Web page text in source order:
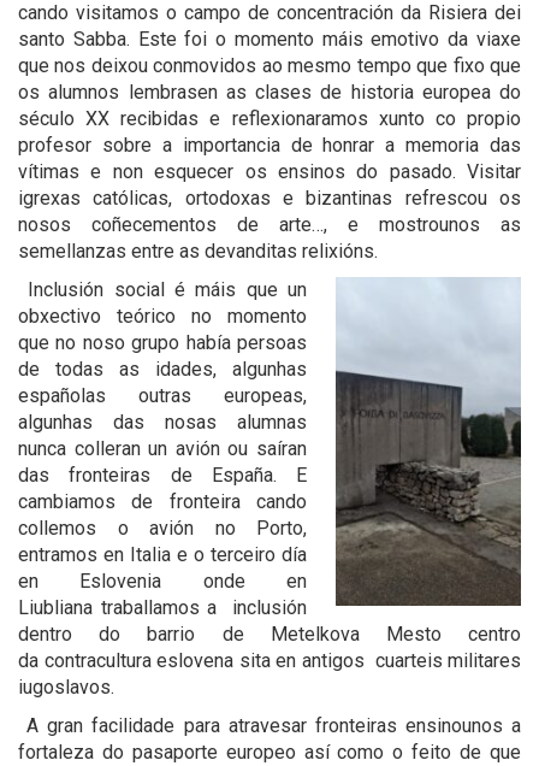
cando visitamos o campo de concentración da Risiera dei
santo Sabba. Este foi o momento máis emotivo da viaxe
que nos deixou conmovidos ao mesmo tempo que fixo que
os alumnos lembrasen as clases de historia europea do
século XX recibidas e reflexionaramos xunto co propio
profesor sobre a importancia de honrar a memoria das
vítimas e non esquecer os ensinos do pasado. Visitar
igrexas católicas, ortodoxas e bizantinas refrescou os
nosos coñecementos de arte…, e mostrounos as
semellanzas entre as devanditas relixións.
Inclusión social é máis que un
obxectivo teórico no momento
que no noso grupo había persoas
de todas as idades, algunhas
españolas outras europeas,
algunhas das nosas alumnas
nunca colleran un avión ou saíran
das fronteiras de España. E
cambiamos de fronteira cando
collemos o avión no Porto,
entramos en Italia e o terceiro día
en Eslovenia onde en
Liubliana traballamos a
inclusión
dentro do barrio de Metelkova Mesto centro
da contracultura eslovena sita en antigos cuarteis militares
iugoslavos.
A gran facilidade para atravesar fronteiras ensinounos a
fortaleza do pasaporte europeo así como o feito de que